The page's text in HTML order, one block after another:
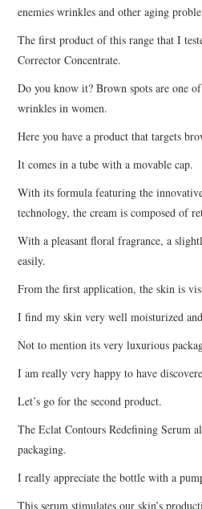
enemies wrinkles and other aging
The first product of this range that I
Corrector Concentrate.
Do you know it? Brown spots are one
wrinkles in women.
Here you have a product that targets
It comes in a tube with a movable cap.
With its formula featuring the
technology, the cream is composed of
With a pleasant floral fragrance, a
easily.
From the first application, the skin is
I find my skin very well moisturized
Not to mention its very luxurious
I am really very happy to have
Let’s go for the second product.
The Eclat Contours Redefining Serum
packaging.
I really appreciate the bottle with a
This serum stimulates our skin’s